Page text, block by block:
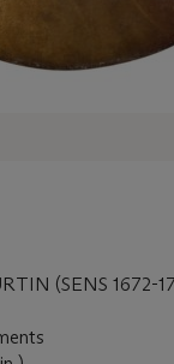
(SENS 1672-